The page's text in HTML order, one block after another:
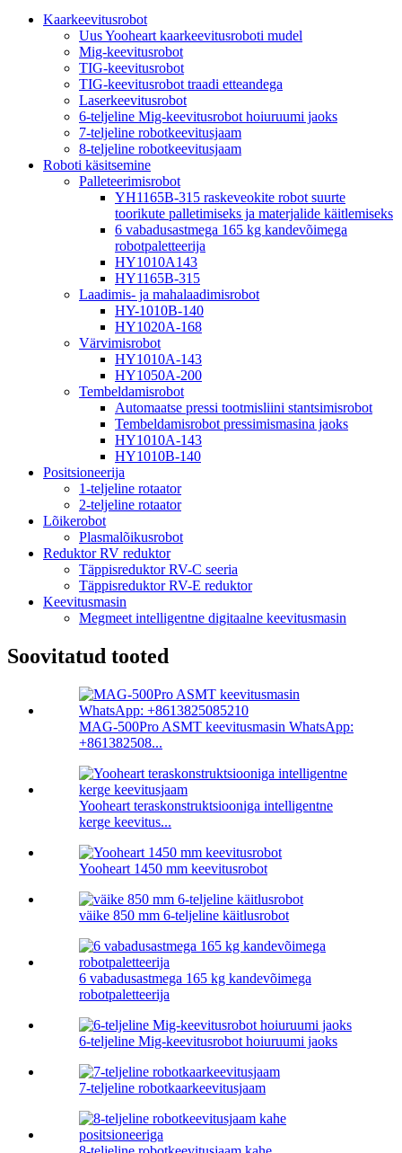
Kaarkeevitusrobot
Uus Yooheart kaarkeevitusroboti mudel
Mig-keevitusrobot
TIG-keevitusrobot
TIG-keevitusrobot traadi etteandega
Laserkeevitusrobot
6-teljeline Mig-keevitusrobot hoiuruumi jaoks
7-teljeline robotkeevitusjaam
8-teljeline robotkeevitusjaam
Roboti käsitsemine
Palleteerimisrobot
YH1165B-315 raskeveokite robot suurte
toorikute palletimiseks ja materjalide käitlemiseks
6 vabadusastmega 165 kg kandevõimega
robotpaletteerija
HY1010A143
HY1165B-315
Laadimis- ja mahalaadimisrobot
HY-1010B-140
HY1020A-168
Värvimisrobot
HY1010A-143
HY1050A-200
Tembeldamisrobot
Automaatse pressi tootmisliini stantsimisrobot
Tembeldamisrobot pressimismasina jaoks
HY1010A-143
HY1010B-140
Positsioneerija
1-teljeline rotaator
2-teljeline rotaator
Lõikerobot
Plasmalõikusrobot
Reduktor RV reduktor
Täppisreduktor RV-C seeria
Täppisreduktor RV-E reduktor
Keevitusmasin
Megmeet intelligentne digitaalne keevitusmasin
Soovitatud tooted
MAG-500Pro ASMT keevitusmasin WhatsApp:
+861382508...
Yooheart teraskonstruktsiooniga intelligentne
kerge keevitus...
Yooheart 1450 mm keevitusrobot
väike 850 mm 6-teljeline käitlusrobot
6 vabadusastmega 165 kg kandevõimega
robotpaletteerija
6-teljeline Mig-keevitusrobot hoiuruumi jaoks
7-teljeline robotkaarkeevitusjaam